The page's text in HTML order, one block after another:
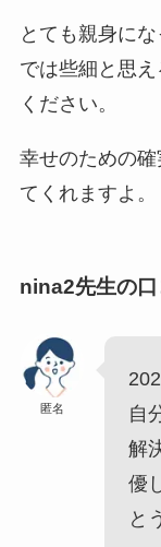
とても親身に
では些細と思
ください。
幸せのための
てくれますよ。
nina2先生の口
匿名
自
解
優
と